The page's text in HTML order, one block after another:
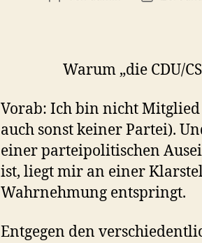
Warum „die CDU/
Vorab: Ich bin nicht Mitglied
auch sonst keiner Partei).
einer parteipolitischen
ist, liegt mir an einer
Wahrnehmung entspringt.
Entgegen den